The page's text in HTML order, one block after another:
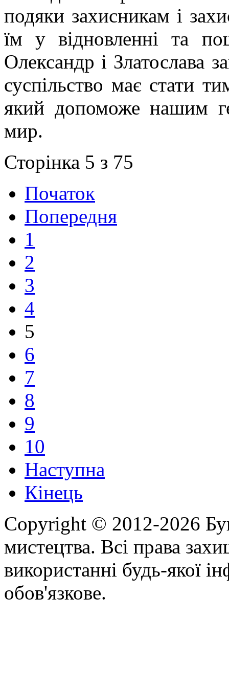
подяки захисникам і
їм у відновленні та
Олександр і Златослава
суспільство має стати
який допоможе нашим
мир.
Сторінка 5 з 75
Початок
Попередня
1
2
3
4
5
6
7
8
9
10
Наступна
Кінець
Copyright © 2012-2026
мистецтва. Всі права
використанні будь-якої
обов'язкове.